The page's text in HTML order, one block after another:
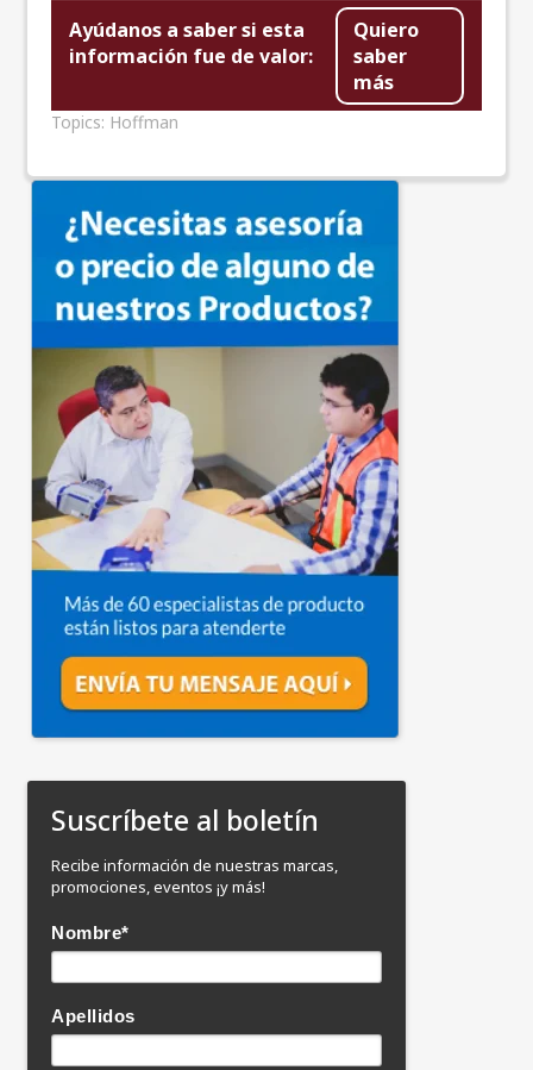
Ayúdanos a saber si esta
información fue de valor:
Quiero
saber
más
Topics: Hoffman
Suscríbete al boletín
Recibe información de nuestras marcas,
promociones, eventos ¡y más!
Nombre*
Apellidos